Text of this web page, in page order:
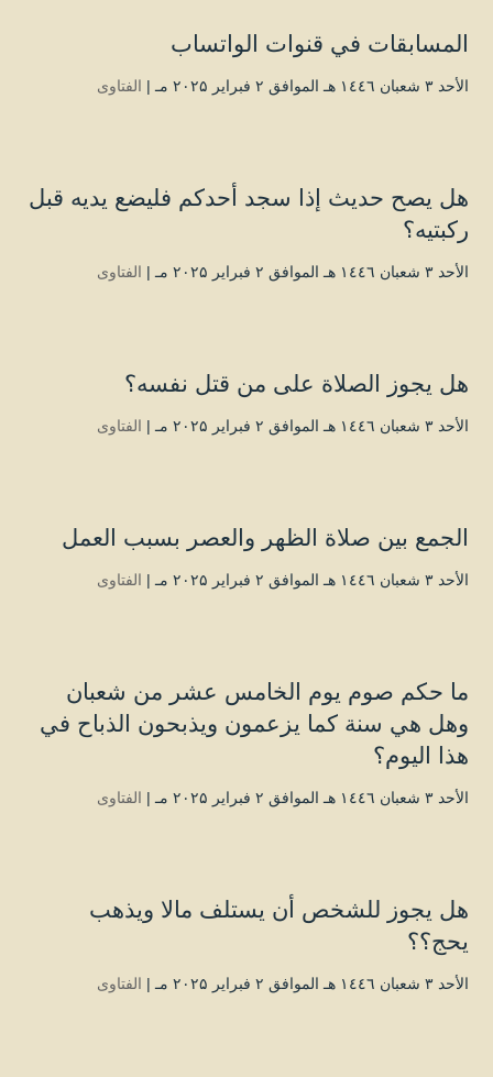
المسابقات في قنوات الواتساب
الأحد ۳ شعبان ۱٤٤٦ هـ الموافق ۲ فبراير ۲۰۲۵ مـ | الفتاوى
هل يصح حديث إذا سجد أحدكم فليضع يديه قبل
ركبتيه؟
الأحد ۳ شعبان ۱٤٤٦ هـ الموافق ۲ فبراير ۲۰۲۵ مـ | الفتاوى
هل يجوز الصلاة على من قتل نفسه؟
الأحد ۳ شعبان ۱٤٤٦ هـ الموافق ۲ فبراير ۲۰۲۵ مـ | الفتاوى
الجمع بين صلاة الظهر والعصر بسبب العمل
الأحد ۳ شعبان ۱٤٤٦ هـ الموافق ۲ فبراير ۲۰۲۵ مـ | الفتاوى
ما حكم صوم يوم الخامس عشر من شعبان
وهل هي سنة كما يزعمون ويذبحون الذباح في
هذا اليوم؟
الأحد ۳ شعبان ۱٤٤٦ هـ الموافق ۲ فبراير ۲۰۲۵ مـ | الفتاوى
هل يجوز للشخص أن يستلف مالا ويذهب
يحج؟؟
الأحد ۳ شعبان ۱٤٤٦ هـ الموافق ۲ فبراير ۲۰۲۵ مـ | الفتاوى